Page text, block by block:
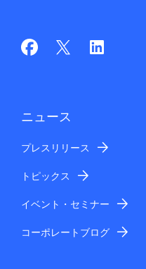
ニュース
プレスリリース
トピックス
イベント・セミナー
コーポレートブログ